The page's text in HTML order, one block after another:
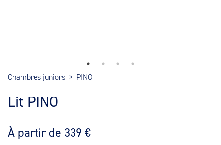
Chambres juniors > PINO
Lit PINO
À partir de 339 €